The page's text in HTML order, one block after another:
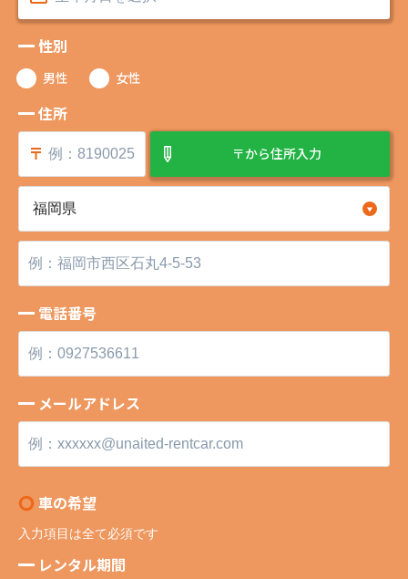
性別
男性 女性
住所
〒から住所入力
電話番号
メールアドレス
車の希望
入力項目は全て必須です
レンタル期間